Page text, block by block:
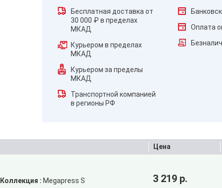
Бесплатная доставка от
30 000 ₽ в пределах
МКАД
Курьером в пределах
МКАД
Курьером за пределы
МКАД
Транспортной компанией
в регионы РФ
Оплата
Цена
Коллекция : Megapress S
3 219 р.